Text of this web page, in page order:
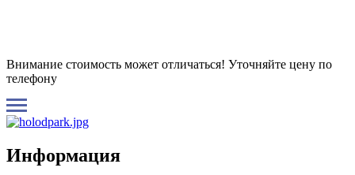
Внимание стоимость может отличаться! Уточняйте цену по
телефону
Информация